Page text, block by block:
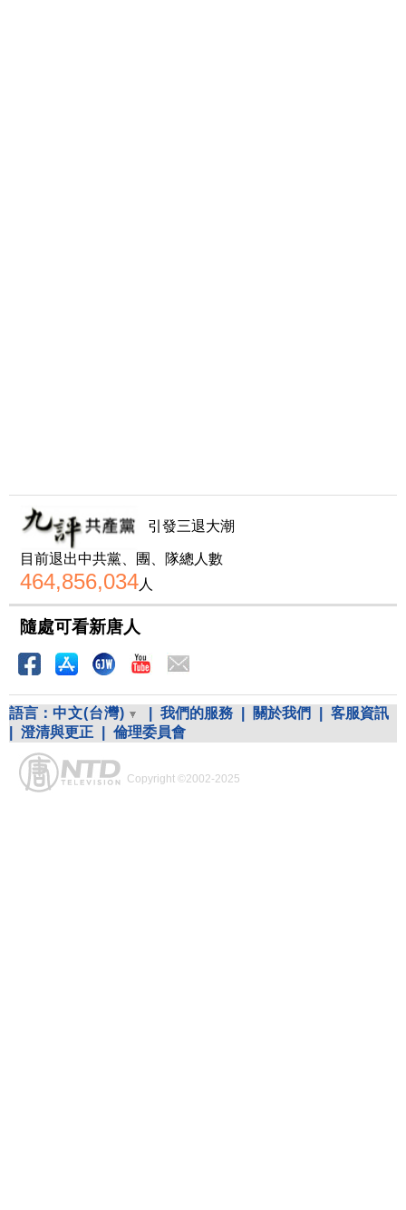
引發三退大潮
目前退出中共黨、團、隊總人數
464,856,034人
隨處可看新唐人
語言： 中文(台灣) 我們的服務 關於我們
客服資訊
澄清與更正 倫理委員會
Copyright ©2002-2025